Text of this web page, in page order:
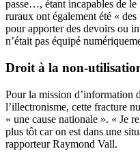
passe…, étant incapables de
ruraux ont également été «
pour apporter des devoirs ou
n’était pas équipé
Droit à la non-
Pour la mission d’information
l’illectronisme, cette fracture
« une cause nationale ». « Je
plus tôt car on est dans une
rapporteur Raymond Vall.